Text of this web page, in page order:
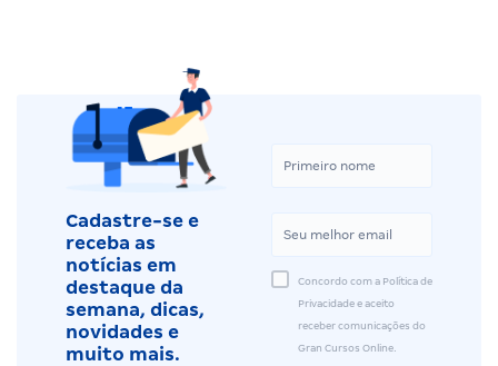
Cadastre-se e
receba as
notícias em
destaque da
semana, dicas,
novidades e
muito mais.
Concordo com a Política de
Privacidade e aceito
receber comunicações do
Gran Cursos Online.